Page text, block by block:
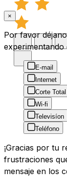
×
Por favor
experimentando
E-mail
Internet
Corte Total
Wi-fi
Televisíon
Teléfono
¡Gracias por tu
frustraciones
mensaje en los